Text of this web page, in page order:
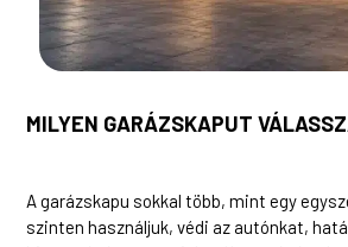
MILYEN GARÁZSKAPUT
A garázskapu sokkal több, mint egy
szinten használjuk, védi az autónkat,